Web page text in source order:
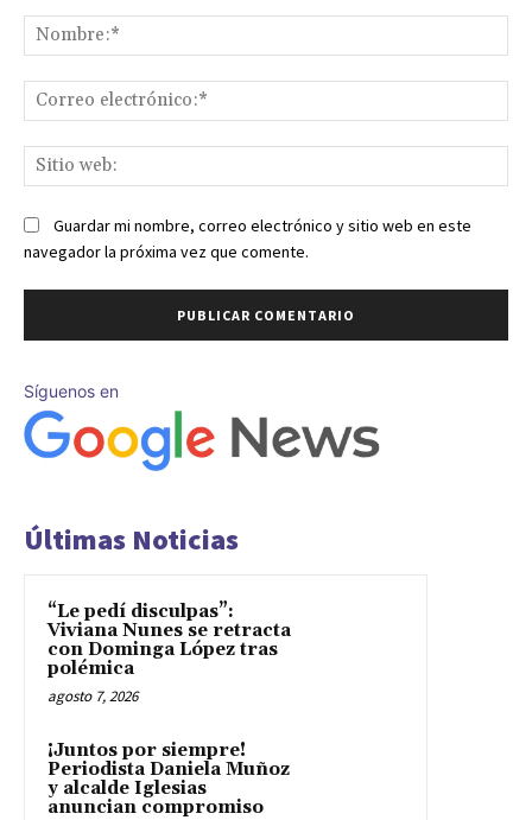
Guardar mi nombre, correo electrónico y sitio web en este
navegador la próxima vez que comente.
Síguenos en
Últimas Noticias
“Le pedí disculpas”:
Viviana Nunes se retracta
con Dominga López tras
polémica
agosto 7, 2026
¡Juntos por siempre!
Periodista Daniela Muñoz
y alcalde Iglesias
anuncian compromiso